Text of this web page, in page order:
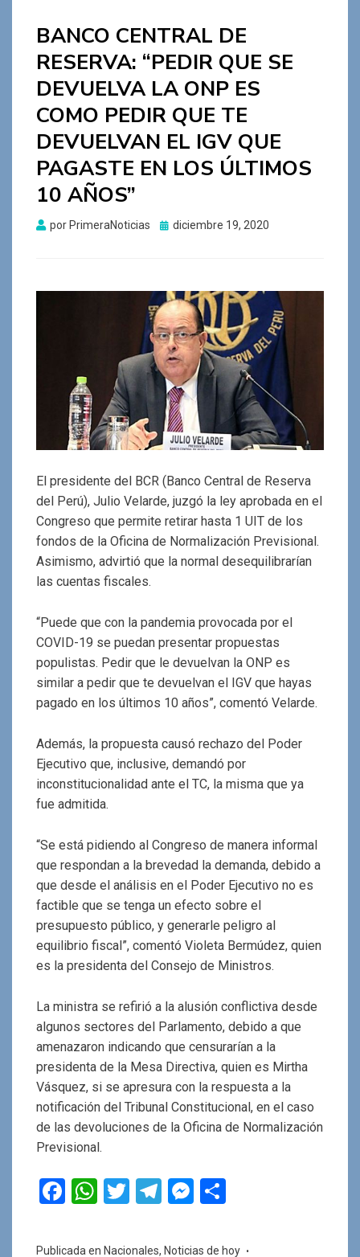
BANCO CENTRAL DE
RESERVA: “PEDIR QUE SE
DEVUELVA LA ONP ES
COMO PEDIR QUE TE
DEVUELVAN EL IGV QUE
PAGASTE EN LOS ÚLTIMOS
10 AÑOS”
por PrimeraNoticias
Publicado
diciembre 19, 2020
El presidente del BCR (Banco Central de Reserva
del Perú), Julio Velarde, juzgó la ley aprobada en el
Congreso que permite retirar hasta 1 UIT de los
fondos de la Oficina de Normalización Previsional.
Asimismo, advirtió que la normal desequilibrarían
las cuentas fiscales.
“Puede que con la pandemia provocada por el
COVID-19 se puedan presentar propuestas
populistas. Pedir que le devuelvan la ONP es
similar a pedir que te devuelvan el IGV que hayas
pagado en los últimos 10 años”, comentó Velarde.
Además, la propuesta causó rechazo del Poder
Ejecutivo que, inclusive, demandó por
inconstitucionalidad ante el TC, la misma que ya
fue admitida.
“Se está pidiendo al Congreso de manera informal
que respondan a la brevedad la demanda, debido a
que desde el análisis en el Poder Ejecutivo no es
factible que se tenga un efecto sobre el
presupuesto público, y generarle peligro al
equilibrio fiscal”, comentó Violeta Bermúdez, quien
es la presidenta del Consejo de Ministros.
La ministra se refirió a la alusión conflictiva desde
algunos sectores del Parlamento, debido a que
amenazaron indicando que censurarían a la
presidenta de la Mesa Directiva, quien es Mirtha
Vásquez, si se apresura con la respuesta a la
notificación del Tribunal Constitucional, en el caso
de las devoluciones de la Oficina de Normalización
Previsional.
F
ce
W
at
T
tt
T
e
M
se m
Publicada en Nacionales, Noticias de hoy